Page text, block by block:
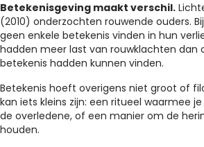
Betekenisgeving maakt verschil.
(2010) onderzochten rouwende ouders.
geen enkele betekenis vinden in hun
hadden meer last van rouwklachten dan
betekenis hadden kunnen vinden.
Betekenis hoeft overigens niet groot of
kan iets kleins zijn: een ritueel waarmee
de overledene, of een manier om de
houden.